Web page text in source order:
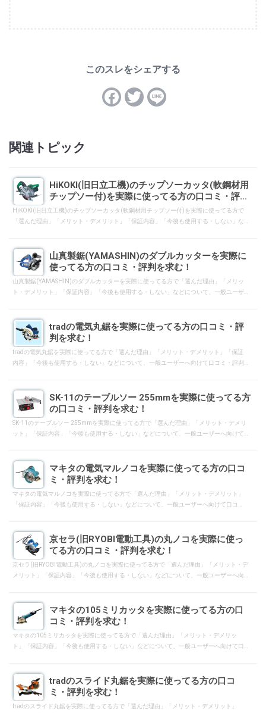
関連トピック
HiKOKI(旧日立工機)のチップソーカッタ(軟鋼材用
チップソー付)を実際に使ってる方の口コミ・評判
を求む！
HiKOKI(旧日立工機)のチップソーカッタ(軟鋼材用チップソー付)を実際に使ってる方で
「選んだ理由」「メリット・デメリット」「保証内容」「今後も使用する・しない」な
山真製鋸(YAMASHIN)のダブルカッターを実際に
使ってる方の口コミ・評判を求む！
山真製鋸(YAMASHIN)のダブルカッターを実際に使ってる方で「選んだ理由」「メリッ
ト・デメリット」「保証内容」「今後も使用する・しない」などについて、一般ユーザ
tradの電気丸鋸を実際に使ってる方の口コミ・評
判を求む！
tradの電気丸鋸を実際に使ってる方で「選んだ理由」「メリット・デメリット」「保証
内容」「今後も使用する・しない」などについて、一般ユーザーへ向けて口コミ・評判
SK-11のテーブルソー 255mmを実際に使ってる方
の口コミ・評判を求む！
SK-11のテーブルソー 255mmを実際に使ってる方で「選んだ理由」「メリット・デメリ
ット」「保証内容」「今後も使用する・しない」などについて、一般ユーザーへ向けて
マキタの電気マルノコを実際に使ってる方の口コ
ミ・評判を求む！
マキタの電気マルノコを実際に使ってる方で「選んだ理由」「メリット・デメリット」
「保証内容」「今後も使用する・しない」などについて、一般ユーザーへ向けて口コ
京セラ(旧RYOBI電動工具)の丸ノコを実際に使っ
てる方の口コミ・評判を求む！
京セラ(旧RYOBI電動工具)の丸ノコを実際に使ってる方で「選んだ理由」「メリット・デ
メリット」「保証内容」「今後も使用する・しない」などについて、一般ユーザーへ向
マキタの105ミリカッタを実際に使ってる方の口
コミ・評判を求む！
マキタの105ミリカッタを実際に使ってる方で「選んだ理由」「メリット・デメリッ
ト」「保証内容」「今後も使用する・しない」などについて、一般ユーザーへ向けて口
tradのスライド丸鋸を実際に使ってる方の口コ
ミ・評判を求む！
tradのスライド丸鋸を実際に使ってる方で「選んだ理由」「メリット・デメリット」